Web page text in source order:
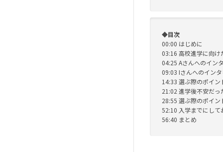
◆目次
00:00 はじめに
03:16 高校進学に向け
04:25 Aさんへのイン
09:03 Iさんへのイン
14:33 選ぶ際のポイ
21:02 進学後不安だっ
28:55 選ぶ際のポイ
52:10 入学までにして
56:40 まとめ